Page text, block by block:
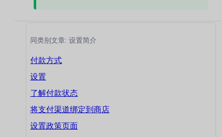
同类别文章: 设置简介
付款方式
设置
了解付款状态
将支付渠道绑定到商店
设置政策页面